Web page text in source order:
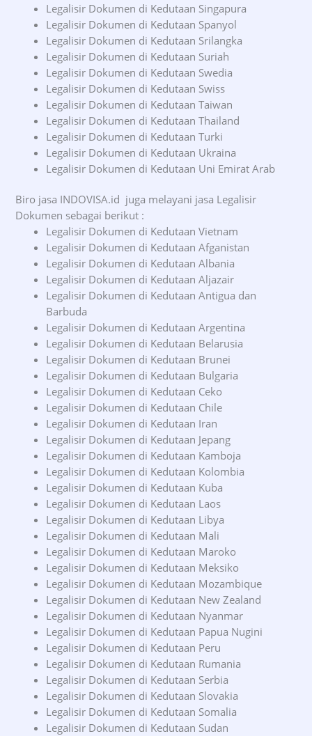
Legalisir Dokumen di Kedutaan Singapura
Legalisir Dokumen di Kedutaan Spanyol
Legalisir Dokumen di Kedutaan Srilangka
Legalisir Dokumen di Kedutaan Suriah
Legalisir Dokumen di Kedutaan Swedia
Legalisir Dokumen di Kedutaan Swiss
Legalisir Dokumen di Kedutaan Taiwan
Legalisir Dokumen di Kedutaan Thailand
Legalisir Dokumen di Kedutaan Turki
Legalisir Dokumen di Kedutaan Ukraina
Legalisir Dokumen di Kedutaan Uni Emirat Arab
Biro jasa INDOVISA.id juga melayani jasa Legalisir
Dokumen sebagai berikut :
Legalisir Dokumen di Kedutaan Vietnam
Legalisir Dokumen di Kedutaan Afganistan
Legalisir Dokumen di Kedutaan Albania
Legalisir Dokumen di Kedutaan Aljazair
Legalisir Dokumen di Kedutaan Antigua dan
Barbuda
Legalisir Dokumen di Kedutaan Argentina
Legalisir Dokumen di Kedutaan Belarusia
Legalisir Dokumen di Kedutaan Brunei
Legalisir Dokumen di Kedutaan Bulgaria
Legalisir Dokumen di Kedutaan Ceko
Legalisir Dokumen di Kedutaan Chile
Legalisir Dokumen di Kedutaan Iran
Legalisir Dokumen di Kedutaan Jepang
Legalisir Dokumen di Kedutaan Kamboja
Legalisir Dokumen di Kedutaan Kolombia
Legalisir Dokumen di Kedutaan Kuba
Legalisir Dokumen di Kedutaan Laos
Legalisir Dokumen di Kedutaan Libya
Legalisir Dokumen di Kedutaan Mali
Legalisir Dokumen di Kedutaan Maroko
Legalisir Dokumen di Kedutaan Meksiko
Legalisir Dokumen di Kedutaan Mozambique
Legalisir Dokumen di Kedutaan New Zealand
Legalisir Dokumen di Kedutaan Nyanmar
Legalisir Dokumen di Kedutaan Papua Nugini
Legalisir Dokumen di Kedutaan Peru
Legalisir Dokumen di Kedutaan Rumania
Legalisir Dokumen di Kedutaan Serbia
Legalisir Dokumen di Kedutaan Slovakia
Legalisir Dokumen di Kedutaan Somalia
Legalisir Dokumen di Kedutaan Sudan